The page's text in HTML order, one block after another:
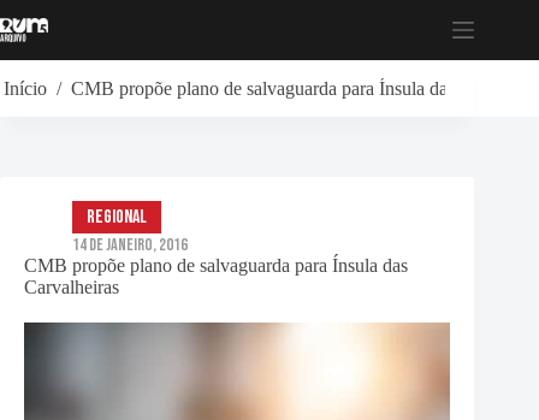
para
Início / CMB propõe plano de salvaguarda para Ínsula das
CMB propõe plano de salvaguarda para Ínsula das
Carvalheiras
Regional
14 de Janeiro, 2016